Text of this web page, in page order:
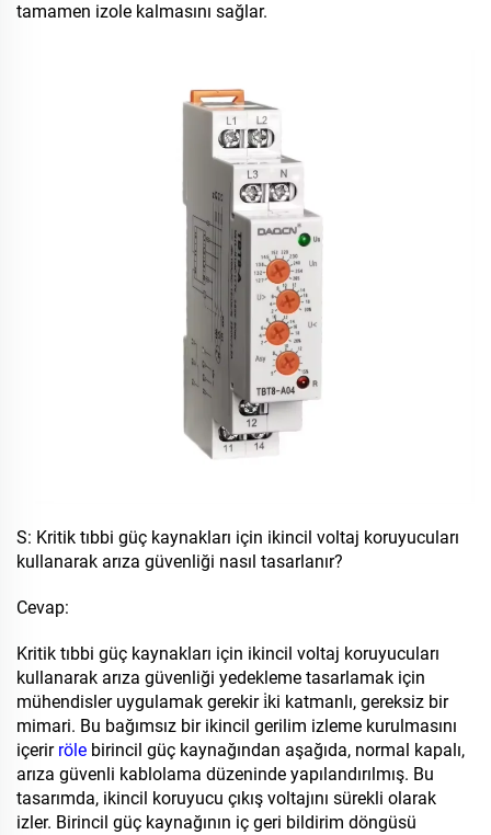
tamamen izole kalmasını sağlar.
S: Kritik tıbbi güç kaynakları için ikincil voltaj koruyucuları
kullanarak arıza güvenliği nasıl tasarlanır?
Cevap:
Kritik tıbbi güç kaynakları için ikincil voltaj koruyucuları
kullanarak arıza güvenliği yedekleme tasarlamak için
mühendisler uygulamak gerekiri̇ki katmanlı, gereksiz bir
mimari. Bu bağımsız bir ikincil gerilim izleme kurulmasını
içerir röle birincil güç kaynağından aşağıda, normal kapalı,
arıza güvenli kablolama düzeninde yapılandırılmış. Bu
tasarımda, ikincil koruyucu çıkış voltajını sürekli olarak
izler. Birincil güç kaynağının iç geri bildirim döngüsü